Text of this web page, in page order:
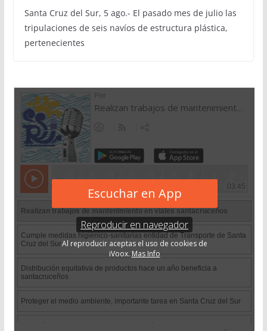
Santa Cruz del Sur, 5 ago.- El pasado mes de julio las
tripulaciones de seis navíos de estructura plástica,
pertenecientes